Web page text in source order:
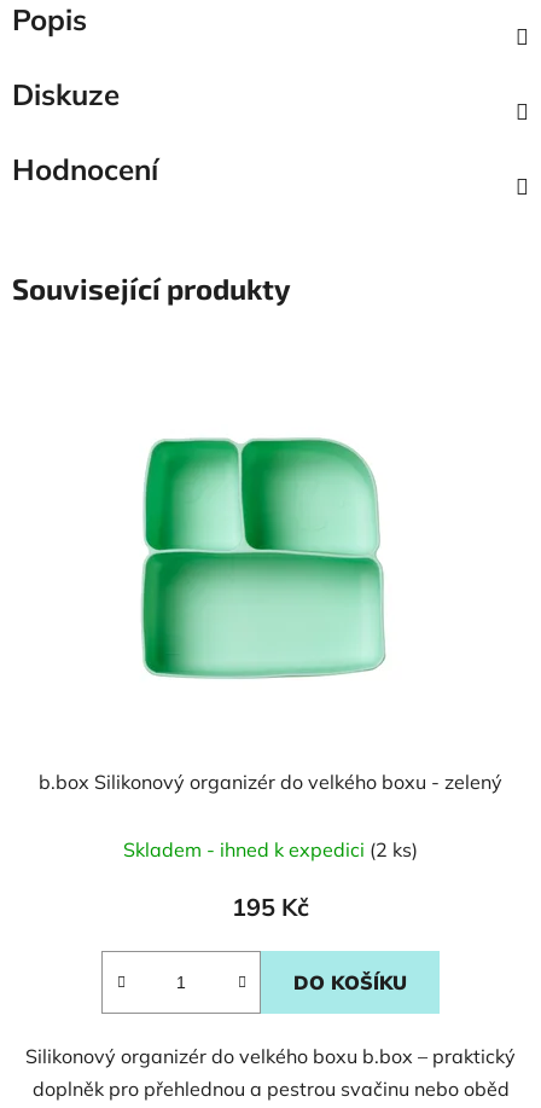
Popis
Diskuze
Hodnocení
Související produkty
b.box Silikonový organizér do velkého boxu - zelený
Skladem - ihned k expedici (2 ks)
195 Kč
DO KOŠÍKU
Silikonový organizér do velkého boxu b.box – praktický
doplněk pro přehlednou a pestrou svačinu nebo oběd